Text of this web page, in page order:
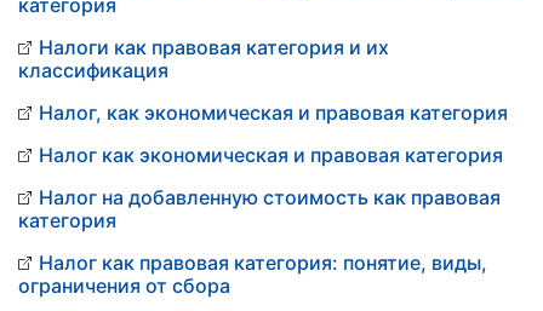
категория
Налоги как правовая категория и их
классификация
Налог, как экономическая и правовая категория
Налог как экономическая и правовая категория
Налог на добавленную стоимость как правовая
категория
Налог как правовая категория: понятие, виды,
ограничения от сбора